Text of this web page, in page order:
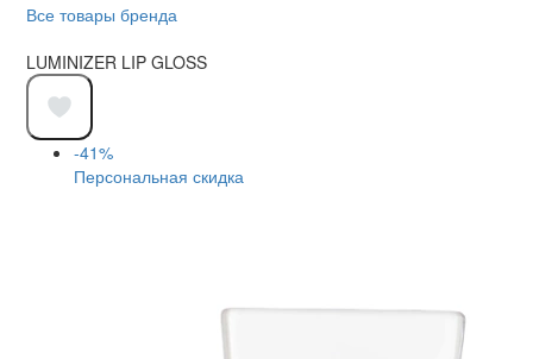
Все товары бренда
LUMINIZER LIP GLOSS
-41%
Персональная скидка